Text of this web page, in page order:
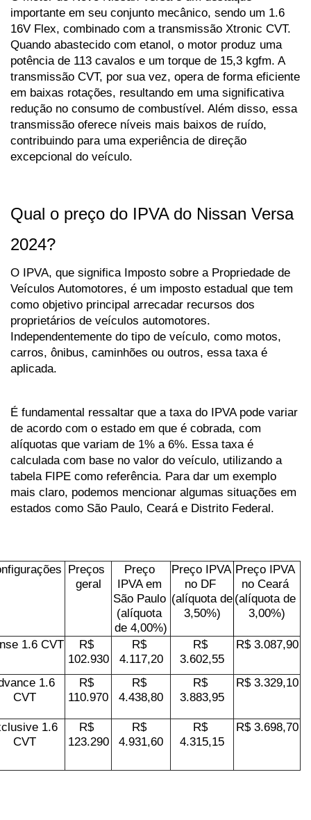
importante em seu conjunto mecânico, sendo um 1.6
16V Flex, combinado com a transmissão Xtronic CVT.
Quando abastecido com etanol, o motor produz uma
potência de 113 cavalos e um torque de 15,3 kgfm. A
transmissão CVT, por sua vez, opera de forma eficiente
em baixas rotações, resultando em uma significativa
redução no consumo de combustível. Além disso, essa
transmissão oferece níveis mais baixos de ruído,
contribuindo para uma experiência de direção
excepcional do veículo.
Qual o preço do IPVA do Nissan Versa
2024?
O IPVA, que significa Imposto sobre a Propriedade de
Veículos Automotores, é um imposto estadual que tem
como objetivo principal arrecadar recursos dos
proprietários de veículos automotores.
Independentemente do tipo de veículo, como motos,
carros, ônibus, caminhões ou outros, essa taxa é
aplicada.
É fundamental ressaltar que a taxa do IPVA pode variar
de acordo com o estado em que é cobrada, com
alíquotas que variam de 1% a 6%. Essa taxa é
calculada com base no valor do veículo, utilizando a
tabela FIPE como referência. Para dar um exemplo
mais claro, podemos mencionar algumas situações em
estados como São Paulo, Ceará e Distrito Federal.
Preços
geral
Preço
IPVA em
São Paulo
(alíquota
de 4,00%)
Preço IPVA
no DF
(alíquota de
3,50%)
Preço IPVA
no Ceará
(alíquota de
3,00%)
1.6 CVT
R$
102.930
R$
4.117,20
R$
3.602,55
R$ 3.087,90
1.6
CVT
R$
110.970
R$
4.438,80
R$
3.883,95
R$ 3.329,10
1.6
CVT
R$
123.290
R$
4.931,60
R$
4.315,15
R$ 3.698,70